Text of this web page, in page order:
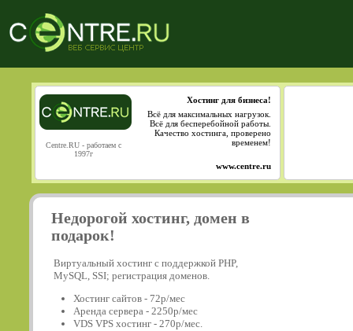
Centre.RU - работаем с
1997г
Хостинг для бизнеса!
Всё для максимальных нагрузок.
Всё для бесперебойной работы.
Качество хостинга, проверено
временем!
www.centre.ru
Недорогой хостинг, домен в
подарок!
Виртуальный хостинг с поддержкой PHP,
MySQL, SSI; регистрация доменов.
Хостинг сайтов - 72р/мес
Аренда сервера - 2250р/мес
VDS VPS хостинг - 270р/мес.